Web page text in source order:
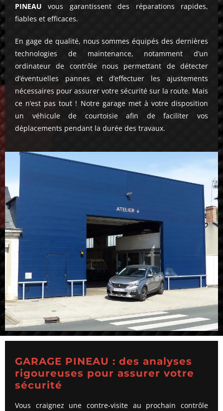
PINEAU vous garantissent des réparations rapides,
fiables et efficaces.
En gage de qualité, nous sommes équipés des dernières
technologies de maintenance, notamment d’un
ordinateur de contrôle nous permettant de détecter
d’éventuelles pannes et d’effectuer les ajustements
nécessaires pour assurer votre sécurité sur la route. Mais
ce n’est pas tout ! Notre garage met à votre disposition
un véhicule de courtoisie afin de faciliter vos
déplacements pendant la durée des travaux.
GARAGE PINEAU : des analyses
rigoureuses pour assurer votre
sécurité
Vous craignez une contre-visite au prochain contrôle